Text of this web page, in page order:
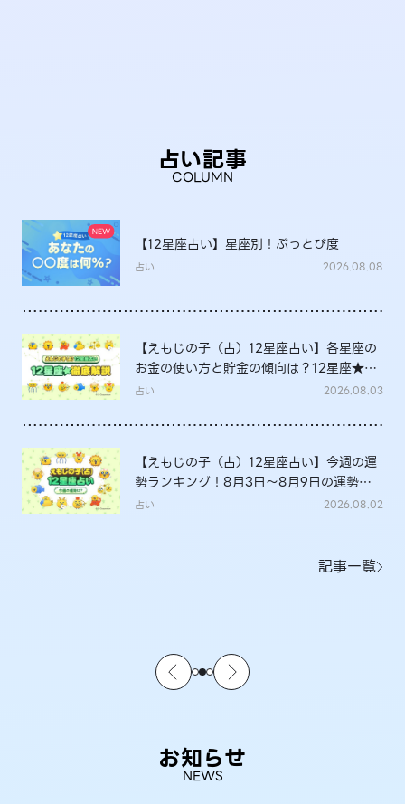
占い記事
COLUMN
【12星座占い】星座別！ぶっとび度
占い 2026.08.08
【えもじの子（占）12星座占い】各星座の
お金の使い方と貯金の傾向は？12星座★徹
底解説
占い 2026.08.03
【えもじの子（占）12星座占い】今週の運
勢ランキング！8月3日～8月9日の運勢
は？
占い 2026.08.02
記事一覧
お知らせ
NEWS